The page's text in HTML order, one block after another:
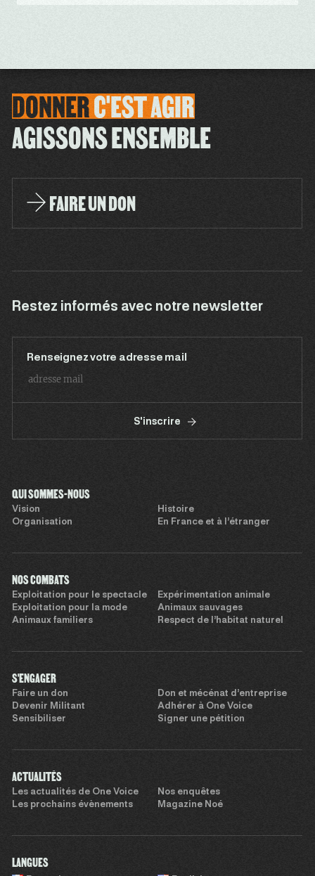
DONNERC'ESTAGIR
AGISSONS ENSEMBLE
FAIRE UN DON
Restez informés avec notre newsletter
Renseignez votre adresse mail
S'inscrire
QUI SOMMES-NOUS
Vision
Histoire
Organisation
En France et à l’étranger
NOS COMBATS
Exploitation pour le spectacle
Expérimentation animale
Exploitation pour la mode
Animaux sauvages
Animaux familiers
Respect de l’habitat naturel
S'ENGAGER
Faire un don
Don et mécénat d’entreprise
Devenir Militant
Adhérer à One Voice
Sensibiliser
Signer une pétition
ACTUALITÉS
Les actualités de One Voice
Nos enquêtes
Les prochains évènements
Magazine Noé
LANGUES